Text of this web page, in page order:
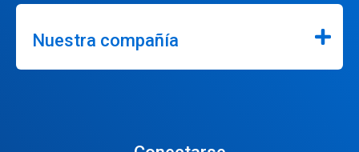
Nuestra compañía